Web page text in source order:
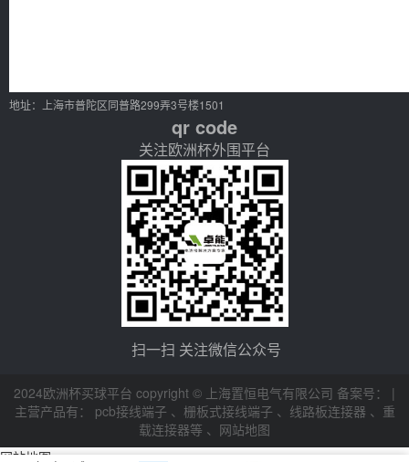
地址：上海市普陀区同普路299弄3号楼1501
qr code
关注欧洲杯外围平台
扫一扫 关注微信公众号
2024欧洲杯买球平台 copyright © 上海置恒电气有限公司 备案号： |
主营产品有： pcb接线端子 、 栅板式接线端子 、 线路板连接器 、 重
载连接器等 、 网站地图
网站地图